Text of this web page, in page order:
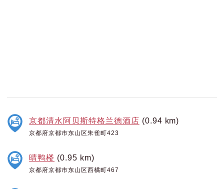
京都清水阿贝斯特格兰德酒店 (0.94 km)
京都府京都市东山区朱雀町423
晴鸭楼 (0.95 km)
京都府京都市东山区西橘町467